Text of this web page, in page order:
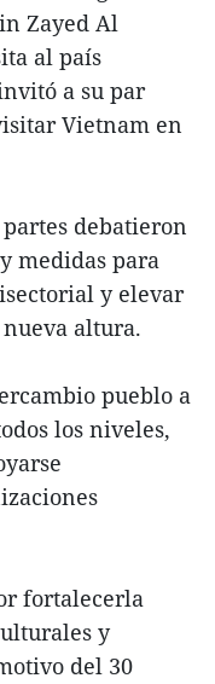
Zayed Al
al país
a su par
Vietnam en
debatieron
medidas para
y elevar
altura.
pueblo a
los niveles,
fortalecerla
y
del 30